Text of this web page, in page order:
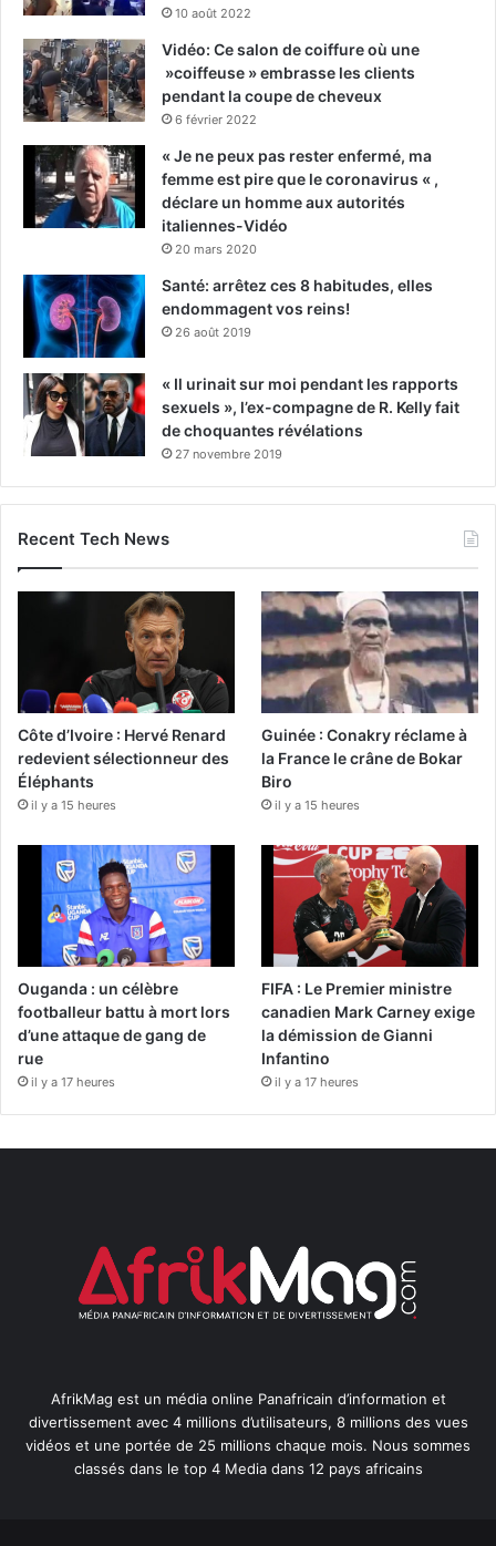
10 août 2022
Vidéo: Ce salon de coiffure où une
»coiffeuse » embrasse les clients
pendant la coupe de cheveux
6 février 2022
« Je ne peux pas rester enfermé, ma
femme est pire que le coronavirus « ,
déclare un homme aux autorités
italiennes-Vidéo
20 mars 2020
Santé: arrêtez ces 8 habitudes, elles
endommagent vos reins!
26 août 2019
« Il urinait sur moi pendant les rapports
sexuels », l’ex-compagne de R. Kelly fait
de choquantes révélations
27 novembre 2019
Recent Tech News
Côte d’Ivoire : Hervé Renard
redevient sélectionneur des
Éléphants
il y a 15 heures
Guinée : Conakry réclame à
la France le crâne de Bokar
Biro
il y a 15 heures
Ouganda : un célèbre
footballeur battu à mort lors
d’une attaque de gang de
rue
il y a 17 heures
FIFA : Le Premier ministre
canadien Mark Carney exige
la démission de Gianni
Infantino
il y a 17 heures
AfrikMag est un média online Panafricain d’information et
divertissement avec 4 millions d’utilisateurs, 8 millions des vues
vidéos et une portée de 25 millions chaque mois. Nous sommes
classés dans le top 4 Media dans 12 pays africains